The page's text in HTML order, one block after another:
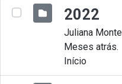
2022
Juliana
Meses atrás.
Início